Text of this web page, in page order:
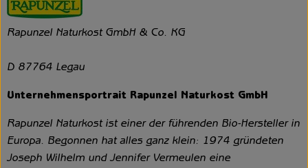
Rapunzel Naturkost GmbH & Co. KG
D 87764 Legau
Unternehmensportrait Rapunzel Naturkost GmbH
Rapunzel Naturkost ist einer der führenden Bio-Hersteller in
Europa. Begonnen hat alles ganz klein: 1974 gründeten
Joseph Wilhelm und Jennifer Vermeulen eine